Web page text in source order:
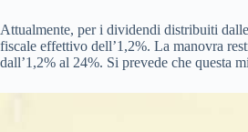
Attualmente, per i dividendi distribuiti
fiscale effettivo dell’1,2%. La manovra
dall’1,2% al 24%. Si prevede che questa